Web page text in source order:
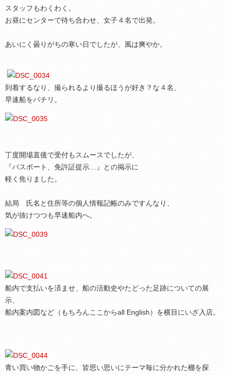
スタッフもわくわく。
お昼にセンターで待ち合わせ、女子４名で出発。
あいにく曇りがちの寒い日でしたが、風は爽やか。
到着するなり、撮られるより撮るほうが好き？な４名、
早速船をパチリ。
丁度開場直後で受付もスムースでしたが、
『パスポート、免許証提示…』との掲示に
軽く焦りました。
結局 氏名と住所等の個人情報記帳のみですんなり、
気が抜けつつも早速船内へ。
船内で支払いを済ませ、船の活動史やたどった足跡についての展
示、
船内案内図など（もちろんここからall English）を横目にいざ入店。
青い買い物かごを手に、皆思い思いにテーマ毎に分かれた棚を探